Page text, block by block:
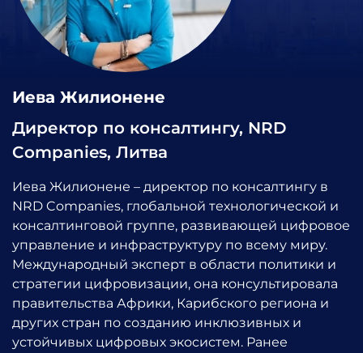
Иева Жилионене
Директор по консалтингу, NRD
Companies, Литва
Иева Жилионене – директор по консалтингу в
NRD Companies, глобальной технологической и
консалтинговой группе, развивающей цифровое
управление и инфраструктуру по всему миру.
Международный эксперт в области политики и
стратегии цифровизации, она консультировала
правительства Африки, Карибского региона и
других стран по созданию инклюзивных и
устойчивых цифровых экосистем. Ранее